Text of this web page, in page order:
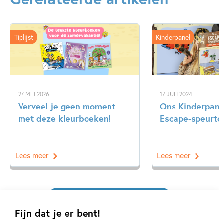
Fijn dat je er bent!
ontwikkelen!
Zelfvertrouwen & weerbaarheid
Wouter de Jong
Hein de Kort
27 MEI 2026
Verveel je geen moment
met deze kleurboeken!
Tiplijst
Lees meer
17 JULI 2024
Ons
Escape-
Kinderpanel
Lees meer